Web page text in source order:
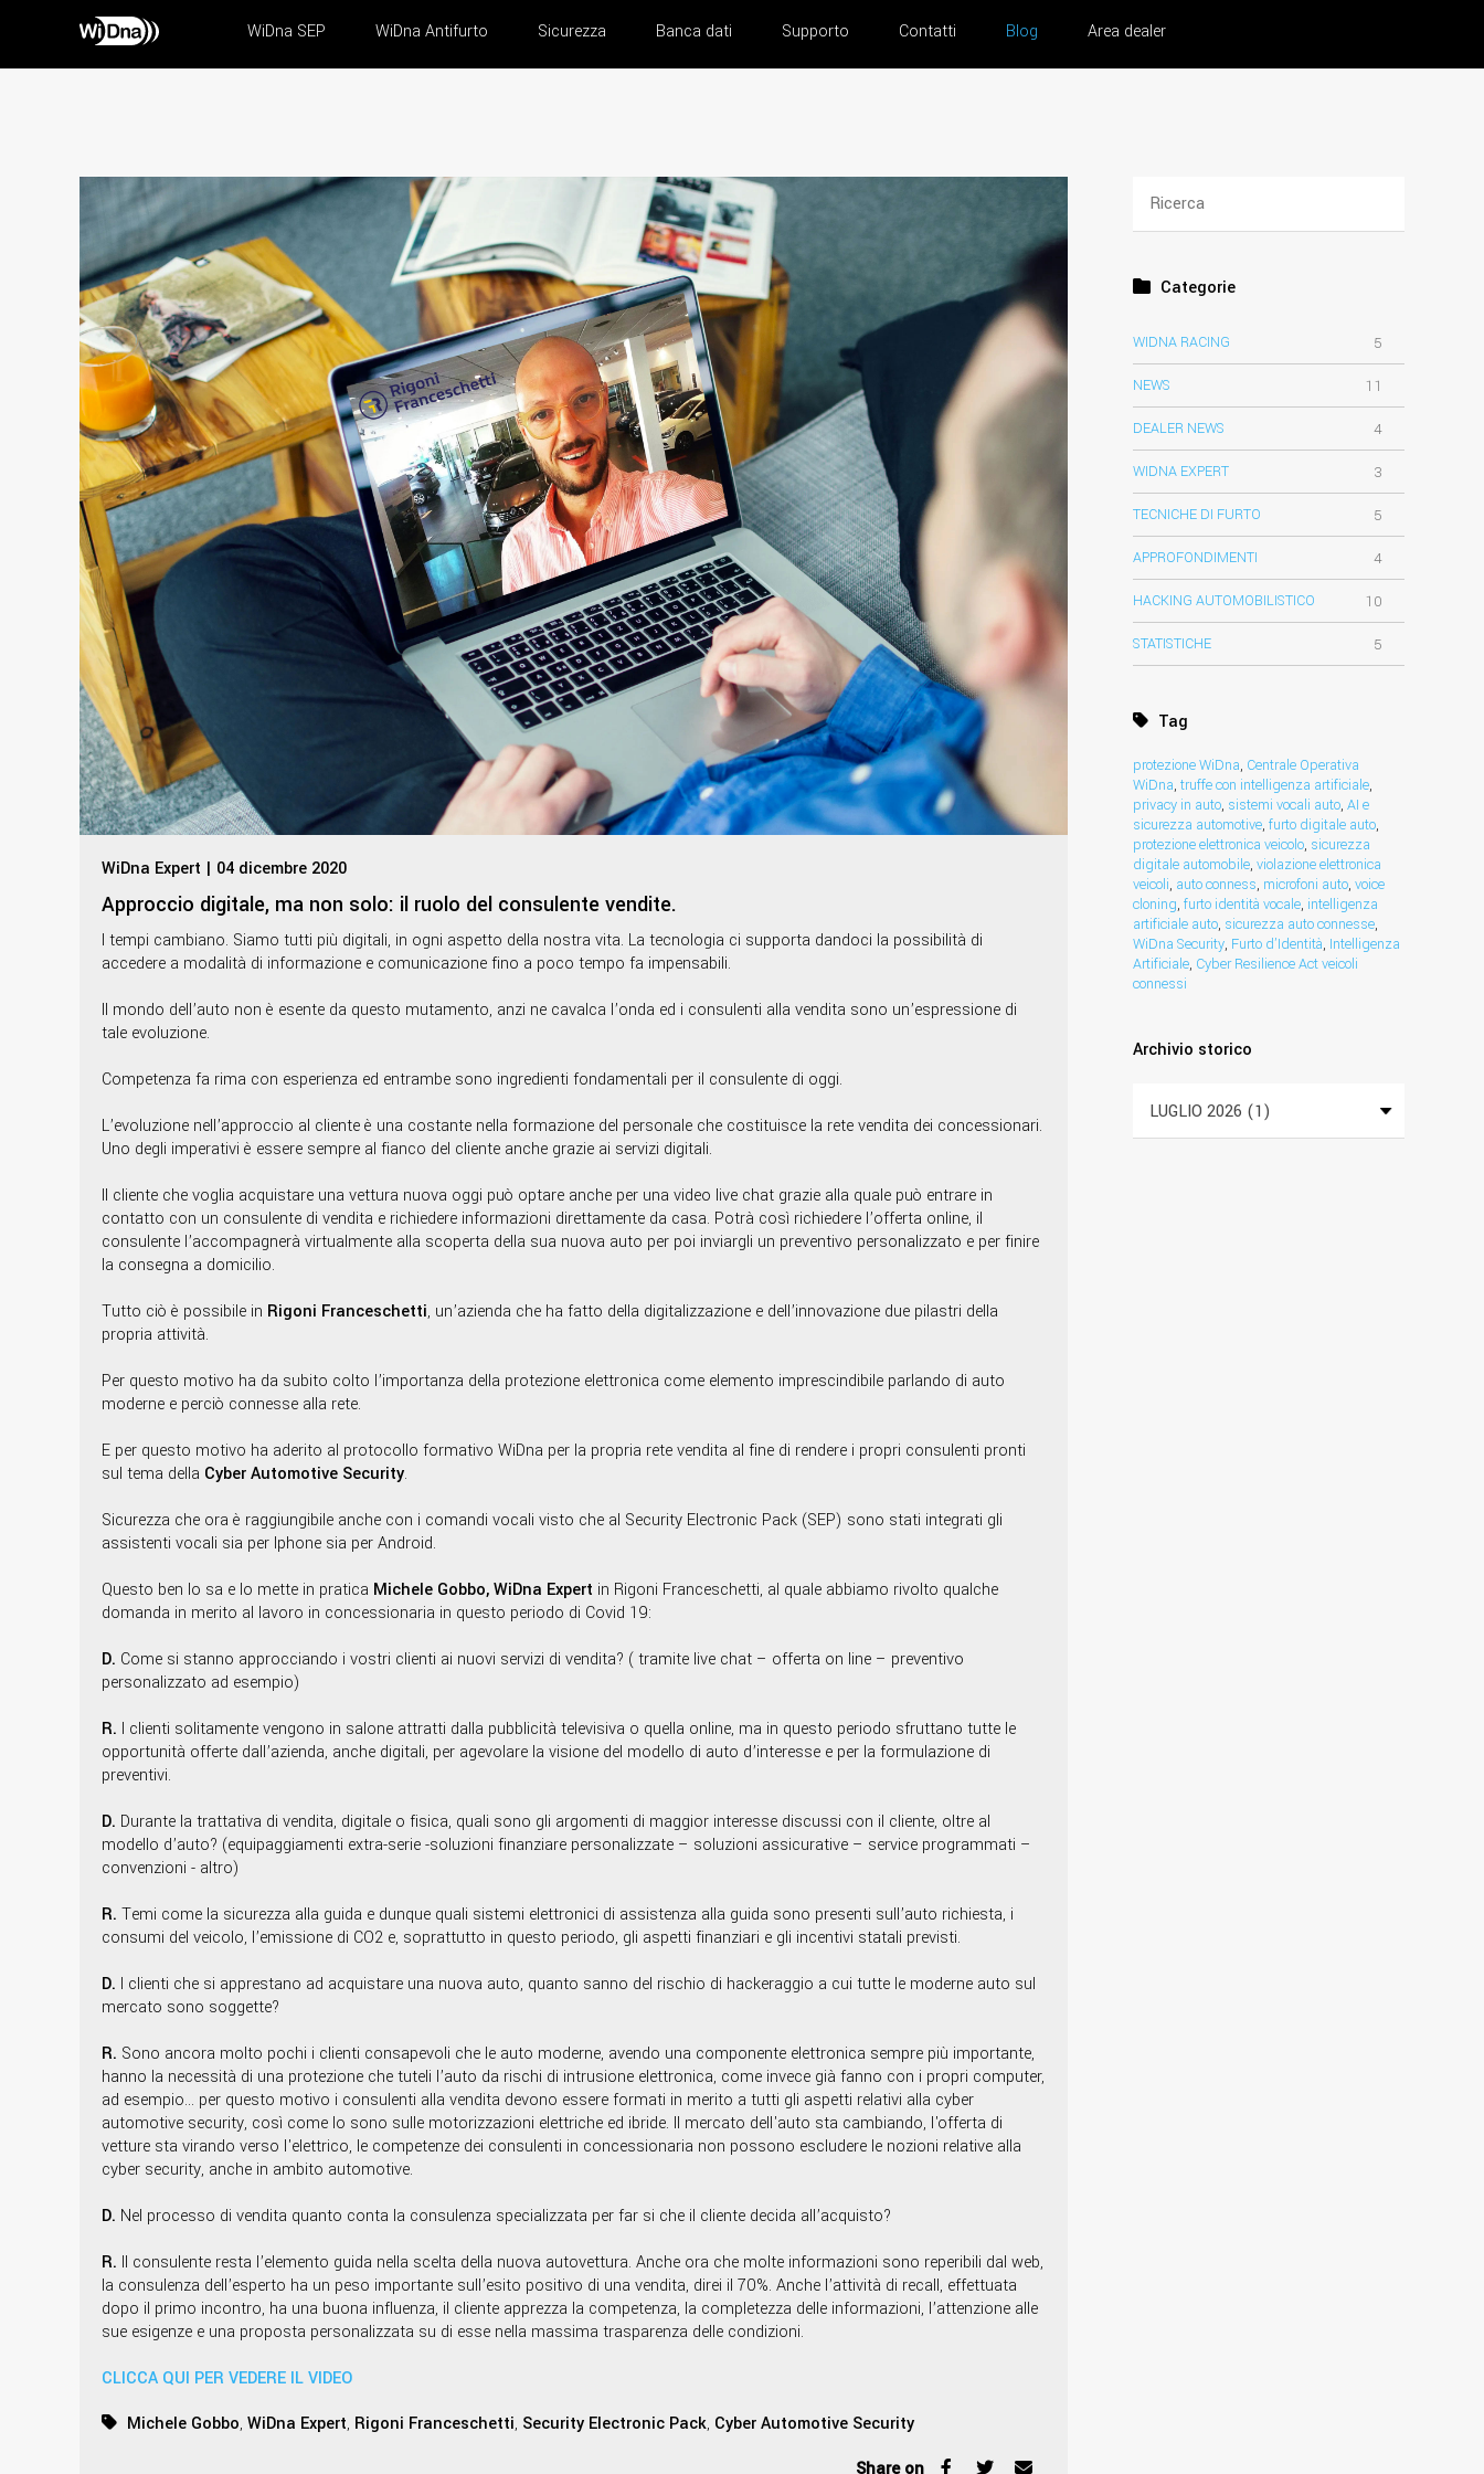
WiDna SEP WiDna Antifurto Sicurezza Banca dati Supporto Contatti Blog Area dealer
WiDna Expert | 04 dicembre 2020
Approccio digitale, ma non solo: il ruolo del consulente vendite.
I tempi cambiano. Siamo tutti più digitali, in ogni aspetto della nostra vita. La tecnologia ci supporta dandoci la possibilità di
accedere a modalità di informazione e comunicazione fino a poco tempo fa impensabili.
Il mondo dell’auto non è esente da questo mutamento, anzi ne cavalca l’onda ed i consulenti alla vendita sono un’espressione di
tale evoluzione.
Competenza fa rima con esperienza ed entrambe sono ingredienti fondamentali per il consulente di oggi.
L’evoluzione nell’approccio al cliente è una costante nella formazione del personale che costituisce la rete vendita dei concessionari.
Uno degli imperativi è essere sempre al fianco del cliente anche grazie ai servizi digitali.
Il cliente che voglia acquistare una vettura nuova oggi può optare anche per una video live chat grazie alla quale può entrare in
contatto con un consulente di vendita e richiedere informazioni direttamente da casa. Potrà così richiedere l’offerta online, il
consulente l’accompagnerà virtualmente alla scoperta della sua nuova auto per poi inviargli un preventivo personalizzato e per finire
la consegna a domicilio.
Tutto ciò è possibile in Rigoni Franceschetti, un’azienda che ha fatto della digitalizzazione e dell’innovazione due pilastri della
propria attività.
Per questo motivo ha da subito colto l’importanza della protezione elettronica come elemento imprescindibile parlando di auto
moderne e perciò connesse alla rete.
E per questo motivo ha aderito al protocollo formativo WiDna per la propria rete vendita al fine di rendere i propri consulenti pronti
sul tema della Cyber Automotive Security.
Sicurezza che ora è raggiungibile anche con i comandi vocali visto che al Security Electronic Pack (SEP) sono stati integrati gli
assistenti vocali sia per Iphone sia per Android.
Questo ben lo sa e lo mette in pratica Michele Gobbo, WiDna Expert in Rigoni Franceschetti, al quale abbiamo rivolto qualche
domanda in merito al lavoro in concessionaria in questo periodo di Covid 19:
D. Come si stanno approcciando i vostri clienti ai nuovi servizi di vendita? ( tramite live chat – offerta on line – preventivo
personalizzato ad esempio)
R. I clienti solitamente vengono in salone attratti dalla pubblicità televisiva o quella online, ma in questo periodo sfruttano tutte le
opportunità offerte dall’azienda, anche digitali, per agevolare la visione del modello di auto d’interesse e per la formulazione di
preventivi.
D. Durante la trattativa di vendita, digitale o fisica, quali sono gli argomenti di maggior interesse discussi con il cliente, oltre al
modello d’auto? (equipaggiamenti extra-serie -soluzioni finanziare personalizzate – soluzioni assicurative – service programmati –
convenzioni - altro)
R. Temi come la sicurezza alla guida e dunque quali sistemi elettronici di assistenza alla guida sono presenti sull’auto richiesta, i
consumi del veicolo, l’emissione di CO2 e, soprattutto in questo periodo, gli aspetti finanziari e gli incentivi statali previsti.
D. I clienti che si apprestano ad acquistare una nuova auto, quanto sanno del rischio di hackeraggio a cui tutte le moderne auto sul
mercato sono soggette?
R. Sono ancora molto pochi i clienti consapevoli che le auto moderne, avendo una componente elettronica sempre più importante,
hanno la necessità di una protezione che tuteli l’auto da rischi di intrusione elettronica, come invece già fanno con i propri computer,
ad esempio... per questo motivo i consulenti alla vendita devono essere formati in merito a tutti gli aspetti relativi alla cyber
automotive security, così come lo sono sulle motorizzazioni elettriche ed ibride. Il mercato dell'auto sta cambiando, l'offerta di
vetture sta virando verso l'elettrico, le competenze dei consulenti in concessionaria non possono escludere le nozioni relative alla
cyber security, anche in ambito automotive.
D. Nel processo di vendita quanto conta la consulenza specializzata per far si che il cliente decida all’acquisto?
R. Il consulente resta l’elemento guida nella scelta della nuova autovettura. Anche ora che molte informazioni sono reperibili dal web,
la consulenza dell’esperto ha un peso importante sull’esito positivo di una vendita, direi il 70%. Anche l’attività di recall, effettuata
dopo il primo incontro, ha una buona influenza, il cliente apprezza la competenza, la completezza delle informazioni, l’attenzione alle
sue esigenze e una proposta personalizzata su di esse nella massima trasparenza delle condizioni.
CLICCA QUI PER VEDERE IL VIDEO
Michele Gobbo, WiDna Expert, Rigoni Franceschetti, Security Electronic Pack, Cyber Automotive Security
Share on
Categorie
WIDNA RACING 5
NEWS 11
DEALER NEWS 4
WIDNA EXPERT 3
TECNICHE DI FURTO 5
APPROFONDIMENTI 4
HACKING AUTOMOBILISTICO 10
STATISTICHE 5
Tag
protezione WiDna, Centrale Operativa
WiDna,truffe con intelligenza artificiale,
privacy in auto, sistemi vocali auto,AI e
sicurezza automotive,furto digitale auto,
protezione elettronica veicolo, sicurezza
digitale automobile,violazione elettronica
veicoli, auto conness, microfoni auto,voice
cloning,furto identità vocale, intelligenza
artificiale auto, sicurezza auto connesse,
WiDna Security, Furto d’Identità, Intelligenza
Artificiale, Cyber Resilience Act veicoli
connessi
Archivio storico